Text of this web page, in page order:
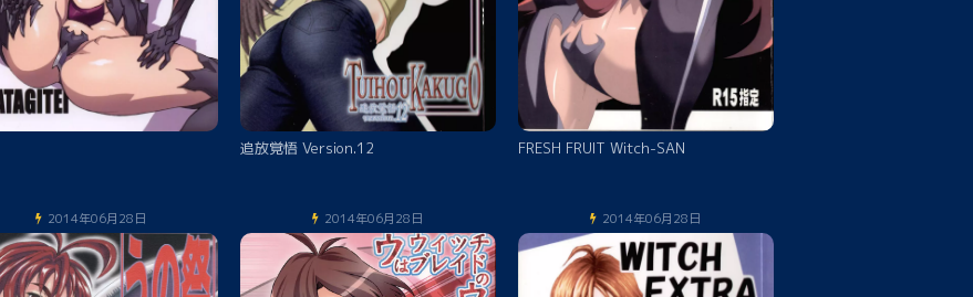
追放覚悟 Version.12 FRESH FRUIT Witch-SAN
2014年06月28日 2014年06月28日 2014年06月28日